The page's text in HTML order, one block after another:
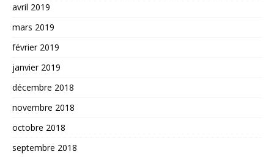
avril 2019
mars 2019
février 2019
janvier 2019
décembre 2018
novembre 2018
octobre 2018
septembre 2018